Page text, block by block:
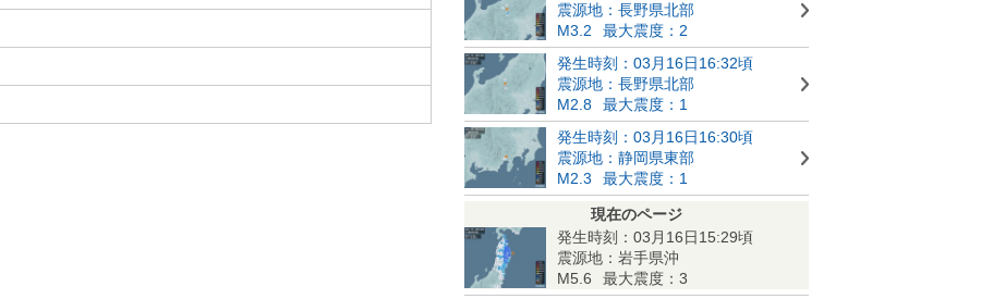
震源地：長野県北部
M3.2
最大震度：2
発生時刻：03月16日16:32頃
震源地：長野県北部
M2.8
最大震度：1
発生時刻：03月16日16:30頃
震源地：静岡県東部
M2.3
最大震度：1
現在のページ
発生時刻：03月16日15:29頃
震源地：岩手県沖
M5.6
最大震度：3